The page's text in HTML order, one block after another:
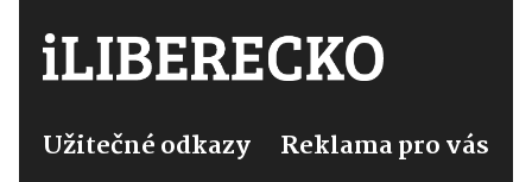
Užitečné odkazy Reklama pro vás